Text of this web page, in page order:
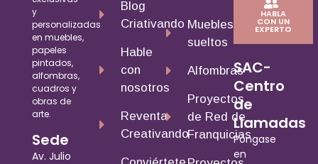
y
personalizadas
en muebles,
papeles
pintados,
alfombras,
cuadros y
obras de
arte.
Sede
Av. Julio
Blog
Criativando
Hable
con
nosotros
Reventa
Creativando
Muebles
sueltos
Alfombras
Proyectos
de Red de
Franquicias
HABLA
CON UN
EXPERTO
SAC-
Centro
de
Llamadas
Póngase
en